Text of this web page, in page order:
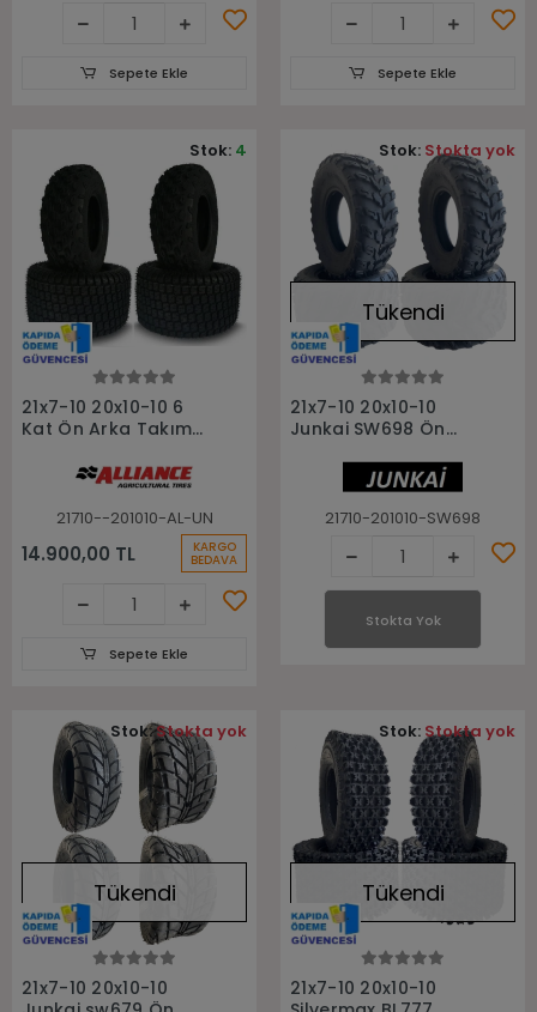
Sepete Ekle Sepete Ekle
21x7-10 20x10-10 6
Kat Ön Arka Takım
21710--201010-AL-UN
14.900,00 TL KARGO
BEDAVA
Stok: 4
Sepete Ekle
Stokta Yok
Tükendi
21x7-10 20x10-10
Junkai SW698 Ön
21710-201010-SW698
Stok: Stokta yok
Stokta Yok
Stokta Yok
Tükendi
21x7-10 20x10-10
Stok:Stokta yok
Stokta Yok
Tükendi
21x7-10 20x10-10
Stok: Stokta yok